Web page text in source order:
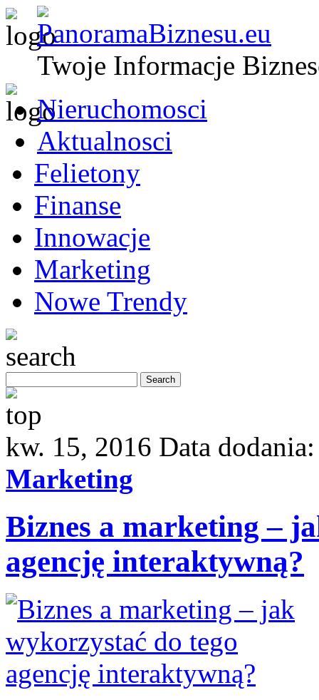
Twoje Informacje
Nieruchomosci
Aktualnosci
Felietony
Finanse
Innowacje
Marketing
Nowe Trendy
kw. 15, 2016 Data
Marketing
Biznes a marketing –
agencję interaktywną?